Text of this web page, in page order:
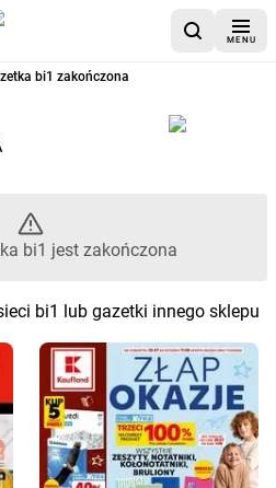
MENU
bi1 –
bi1 zakończona
bi1 jest zakończona
bi1 lub gazetki innego sklepu